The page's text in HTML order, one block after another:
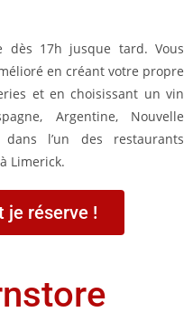
dès 17h jusque tard. Vous
en créant votre propre
et en choisissant un vin
Argentine, Nouvelle
l’un des restaurants
Limerick.
je réserve !